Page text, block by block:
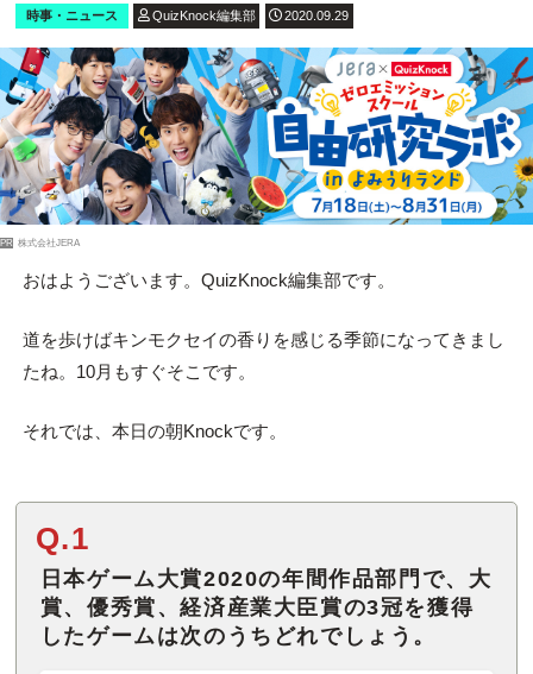
時事・ニュース QuizKnock編集部 2020.09.29
PR 株式会社JERA
おはようございます。QuizKnock編集部です。
道を歩けばキンモクセイの香りを感じる季節になってきまし
たね。10月もすぐそこです。
それでは、本日の朝Knockです。
Q.1
日本ゲーム大賞2020の年間作品部門で、大
賞、優秀賞、経済産業大臣賞の3冠を獲得
したゲームは次のうちどれでしょう。